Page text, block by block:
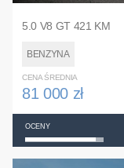
5.0 V8 GT 421 KM
BENZYNA
CENA ŚREDNIA
81 000 zł
OCENY